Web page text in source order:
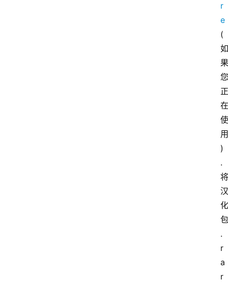
r
e
(
如
果
您
正
在
使
用
)
.
将
汉
化
包
.
r
a
r